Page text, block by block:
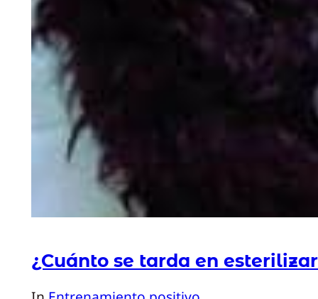
¿Cuánto se tarda en